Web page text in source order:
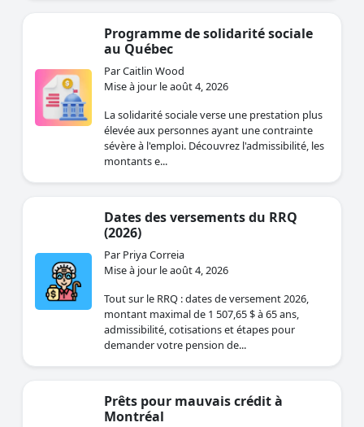
Programme de solidarité sociale
au Québec
Par Caitlin Wood
Mise à jour le août 4, 2026
La solidarité sociale verse une prestation plus
élevée aux personnes ayant une contrainte
sévère à l'emploi. Découvrez l'admissibilité, les
montants e...
Dates des versements du RRQ
(2026)
Par Priya Correia
Mise à jour le août 4, 2026
Tout sur le RRQ : dates de versement 2026,
montant maximal de 1 507,65 $ à 65 ans,
admissibilité, cotisations et étapes pour
demander votre pension de...
Prêts pour mauvais crédit à
Montréal